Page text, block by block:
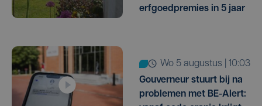
erfgoedpremies in 5 jaar
wo 5 augustus | 10:03
Gouverneur stuurt bij na
problemen met BE-Alert: